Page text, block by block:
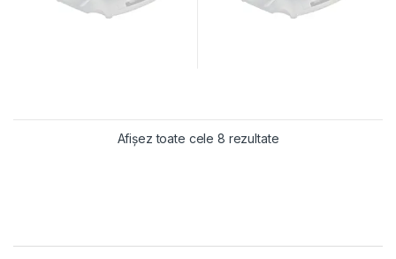
Afișez toate cele 8 rezultateSortat după cele